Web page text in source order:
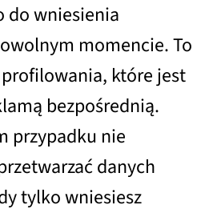
do wniesienia
momencie. To
które jest
bezpośrednią.
przypadku nie
danych
tylko wniesiesz